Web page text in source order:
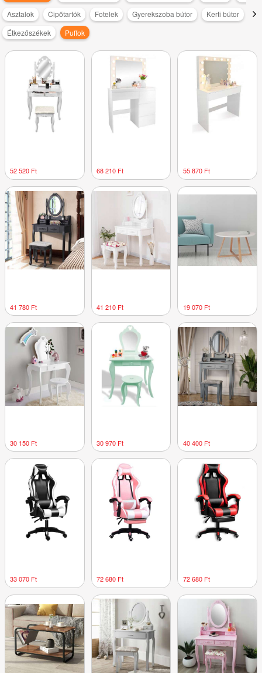
Asztalok Cipőtartók Fotelek Gyerekszoba bútor Kerti bútor
Étkezőszékek
Puffok
52 520 Ft 68 210 Ft 55 870 Ft
41 780 Ft 41 210 Ft 19 070 Ft
30 150 Ft 30 970 Ft 40 400 Ft
33 070 Ft 72 680 Ft 72 680 Ft